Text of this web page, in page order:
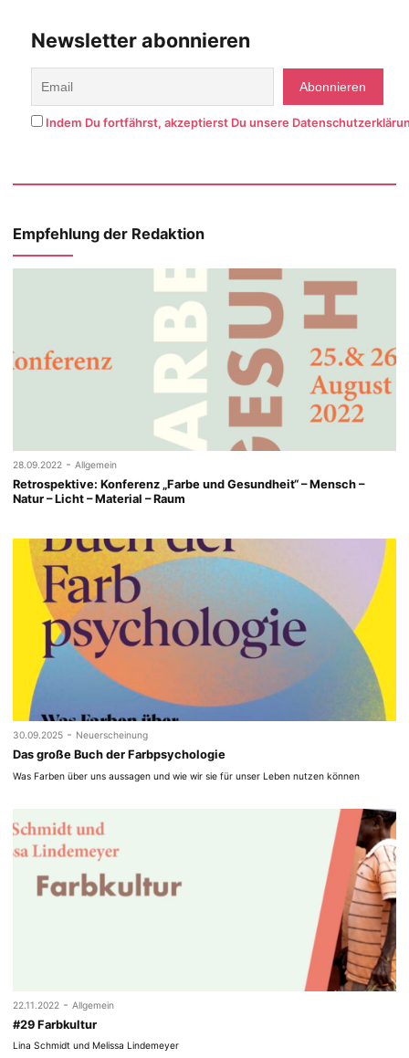
Newsletter abonnieren
Indem Du fortfährst, akzeptierst Du unsere
Empfehlung der Redaktion
28.09.2022 - Allgemein
Retrospektive: Konferenz „Farbe und Gesundheit“ – Mensch –
Natur – Licht – Material – Raum
30.09.2025 - Neuerscheinung
Das große Buch der Farbpsychologie
Was Farben über uns aussagen und wie wir sie für unser Leben nutzen können
22.11.2022 - Allgemein
#29 Farbkultur
Lina Schmidt und Melissa Lindemeyer